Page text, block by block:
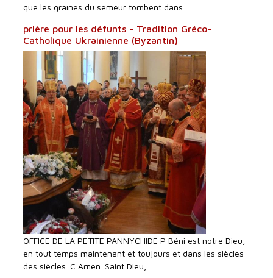
que les graines du semeur tombent dans...
prière pour les défunts - Tradition Gréco-
Catholique Ukrainienne (Byzantin)
OFFICE DE LA PETITE PANNYCHIDE P Béni est notre Dieu,
en tout temps maintenant et toujours et dans les siècles
des siècles. C Amen. Saint Dieu,...